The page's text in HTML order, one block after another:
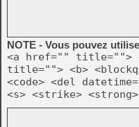
NOTE - Vous pouvez
<a href="" title="">
title=""> <b>
<code> <del
<s> <strike> <strong>